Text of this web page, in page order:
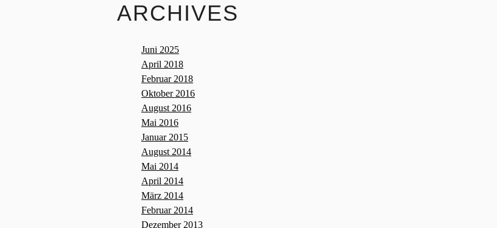
ARCHIVES
Juni 2025
April 2018
Februar 2018
Oktober 2016
August 2016
Mai 2016
Januar 2015
August 2014
Mai 2014
April 2014
März 2014
Februar 2014
Dezember 2013